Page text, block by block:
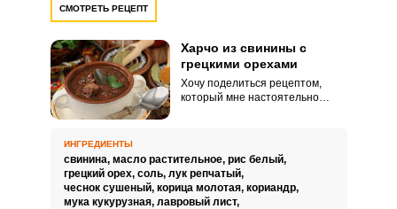
СМОТРЕТЬ РЕЦЕПТ
Харчо из свинины с
грецкими орехами
Хочу поделиться рецептом,
который мне настоятельно
меня привел в восторг.
ИНГРЕДИЕНТЫ
свинина, масло растительное, рис белый,
грецкий орех, соль, лук репчатый,
чеснок сушеный, корица молотая, кориандр,
мука кукурузная, лавровый лист,